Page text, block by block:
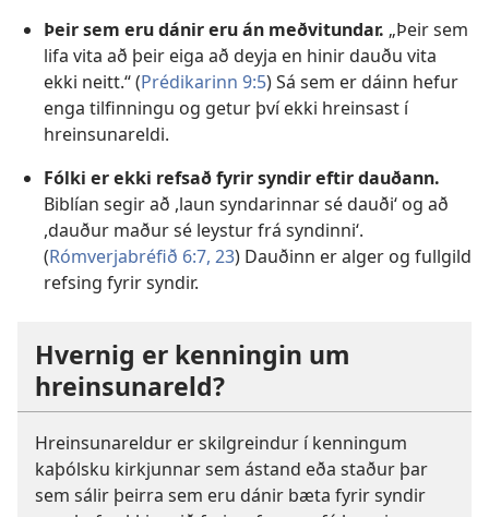
Þeir sem eru dánir eru án meðvitundar. „Þeir sem
lifa vita að þeir eiga að deyja en hinir dauðu vita
ekki neitt.“ (Prédikarinn 9:5) Sá sem er dáinn hefur
enga tilfinningu og getur því ekki hreinsast í
hreinsunareldi.
Fólki er ekki refsað fyrir syndir eftir dauðann.
Biblían segir að ,laun syndarinnar sé dauði‘ og að
,dauður maður sé leystur frá syndinni‘.
(Rómverjabréfið 6:7, 23) Dauðinn er alger og fullgild
refsing fyrir syndir.
Hvernig er kenningin um
hreinsunareld?
Hreinsunareldur er skilgreindur í kenningum
kaþólsku kirkjunnar sem ástand eða staður þar
sem sálir þeirra sem eru dánir bæta fyrir syndir